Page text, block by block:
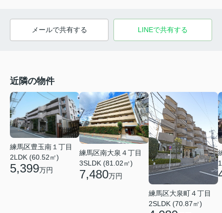
メールで共有する LINEで共有する
近隣の物件
練馬区豊玉南１丁目
2LDK (60.52㎡)
5,399万円
練馬区南大泉４丁目
3SLDK (81.02㎡)
7,480万円
練馬区大泉町４丁目
2SLDK (70.87㎡)